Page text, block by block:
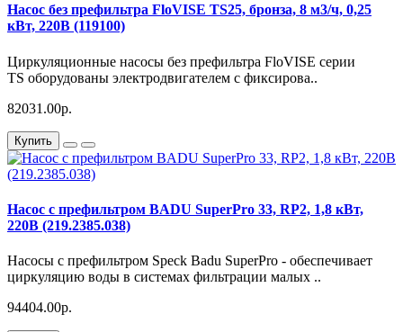
Насос без префильтра FloVISE TS25, бронза, 8 м3/ч, 0,25
кВт, 220В (119100)
Циркуляционные насосы без префильтра FloVISE серии
TS оборудованы электродвигателем с фиксирова..
82031.00р.
Купить
Насос с префильтром BADU SuperPro 33, RP2, 1,8 кВт,
220В (219.2385.038)
Насосы с префильтром Speck Badu SuperPro - обеспечивает
циркуляцию воды в системах фильтрации малых ..
94404.00р.